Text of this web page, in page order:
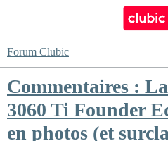
Forum Clubic
Commentaires :
3060 Ti Founder
en photos (et